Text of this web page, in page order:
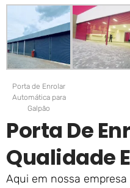
Porta de Enrolar
Automática para
Galpão
Porta De
Qualidade
Aqui em nossa